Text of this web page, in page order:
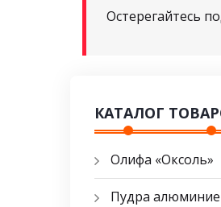
Остерегайтесь
КАТАЛОГ
Олифа «Оксоль»
Пудра